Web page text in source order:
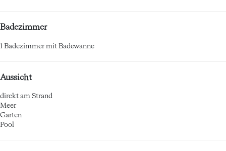
Badezimmer
1 Badezimmer mit Badewanne
Aussicht
direkt am Strand
Meer
Garten
Pool